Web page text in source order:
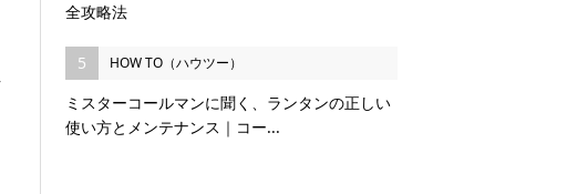
全攻略法
5 HOW TO（ハウツー）
ミスターコールマンに聞く、ランタンの正しい
使い方とメンテナンス｜コー...